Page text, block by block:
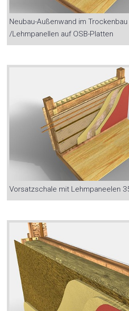
Neubau-Außenwand im
/Lehmpanellen auf OSB-Platten
Vorsatzschale mit Lehmpaneelen